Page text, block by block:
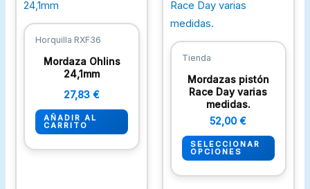
Horquilla RXF36
Mordaza Ohlins
24,1mm
27,83€
AÑADIR AL
CARRITO
Tienda
Mordazas pistón
Race Day varias
medidas.
52,00€
SELECCIONAR
OPCIONES
elegir
en
la